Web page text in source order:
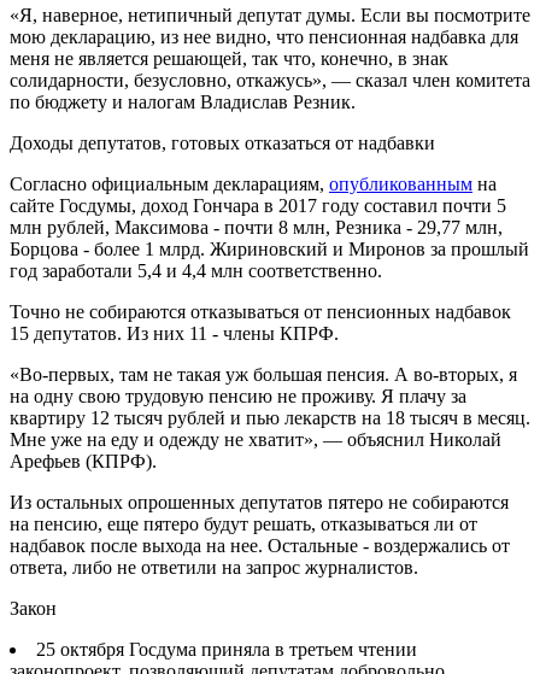
«Я, наверное, нетипичный депутат думы. Если вы посмотрите
мою декларацию, из нее видно, что пенсионная надбавка для
меня не является решающей, так что, конечно, в знак
солидарности, безусловно, откажусь», — сказал член комитета
по бюджету и налогам Владислав Резник.
Доходы депутатов, готовых отказаться от надбавки
Согласно официальным декларациям, опубликованным на
сайте Госдумы, доход Гончара в 2017 году составил почти 5
млн рублей, Максимова - почти 8 млн, Резника - 29,77 млн,
Борцова - более 1 млрд. Жириновский и Миронов за прошлый
год заработали 5,4 и 4,4 млн соответственно.
Точно не собираются отказываться от пенсионных надбавок
15 депутатов. Из них 11 - члены КПРФ.
«Во-первых, там не такая уж большая пенсия. А во-вторых, я
на одну свою трудовую пенсию не проживу. Я плачу за
квартиру 12 тысяч рублей и пью лекарств на 18 тысяч в месяц.
Мне уже на еду и одежду не хватит», — объяснил Николай
Арефьев (КПРФ).
Из остальных опрошенных депутатов пятеро не собираются
на пенсию, еще пятеро будут решать, отказываться ли от
надбавок после выхода на нее. Остальные - воздержались от
ответа, либо не ответили на запрос журналистов.
Закон
25 октября Госдума приняла в третьем чтении